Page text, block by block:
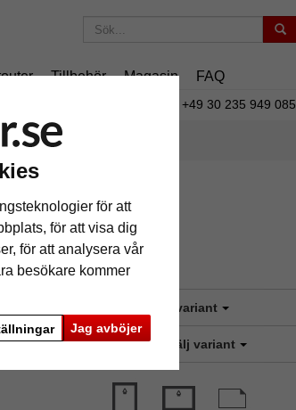
för att
för att visa dig
för att analysera vår
besökare kommer
Jag avböjer
Tillbehör Magasin FAQ
+49 30 235 949 085
Välj variant
glasart: Välj variant